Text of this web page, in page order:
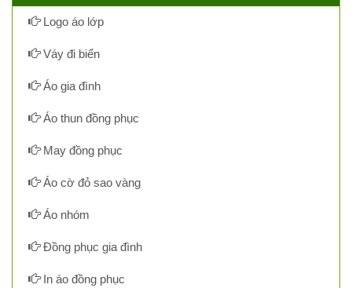
Logo áo lớp
Váy đi biển
Áo gia đình
Áo thun đồng phục
May đồng phục
Áo cờ đỏ sao vàng
Áo nhóm
Đồng phục gia đình
In áo đồng phục